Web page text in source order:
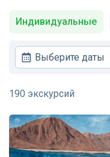
Индивидуальные
Выберите даты